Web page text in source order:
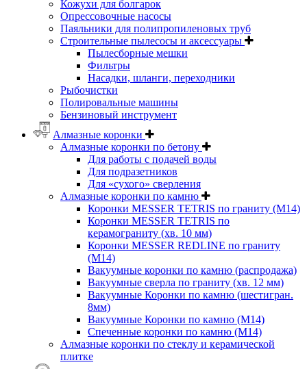
Кожухи для болгарок
Опрессовочные насосы
Паяльники для полипропиленовых труб
Строительные пылесосы и аксессуары
Пылесборные мешки
Фильтры
Насадки, шланги, переходники
Рыбочистки
Полировальные машины
Бензиновый инструмент
Алмазные коронки
Алмазные коронки по бетону
Для работы с подачей воды
Для подразетников
Для «сухого» сверления
Алмазные коронки по камню
Коронки MESSER TETRIS по граниту (М14)
Коронки MESSER TETRIS по
керамограниту (хв. 10 мм)
Коронки MESSER REDLINE по граниту
(М14)
Вакуумные коронки по камню (распродажа)
Вакуумные сверла по граниту (хв. 12 мм)
Вакуумные Коронки по камню (шестигран.
8мм)
Вакуумные Коронки по камню (M14)
Спеченные коронки по камню (M14)
Алмазные коронки по стеклу и керамической
плитке